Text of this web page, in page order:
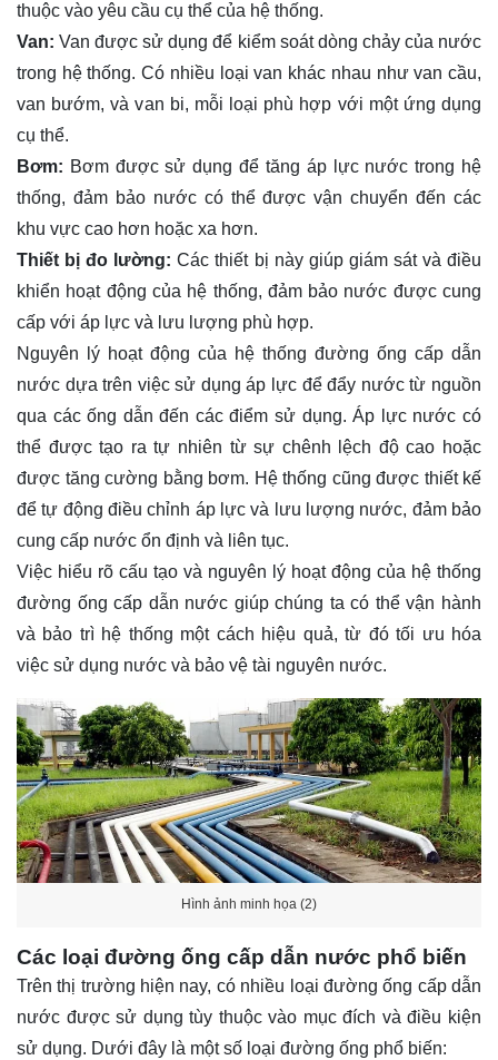
thuộc vào yêu cầu cụ thể của hệ thống.
Van: Van được sử dụng để kiểm soát dòng chảy của nước
trong hệ thống. Có nhiều loại van khác nhau như van cầu,
van bướm, và van bi, mỗi loại phù hợp với một ứng dụng
cụ thể.
Bơm: Bơm được sử dụng để tăng áp lực nước trong hệ
thống, đảm bảo nước có thể được vận chuyển đến các
khu vực cao hơn hoặc xa hơn.
Thiết bị đo lường: Các thiết bị này giúp giám sát và điều
khiển hoạt động của hệ thống, đảm bảo nước được cung
cấp với áp lực và lưu lượng phù hợp.
Nguyên lý hoạt động của hệ thống đường ống cấp dẫn
nước dựa trên việc sử dụng áp lực để đẩy nước từ nguồn
qua các ống dẫn đến các điểm sử dụng. Áp lực nước có
thể được tạo ra tự nhiên từ sự chênh lệch độ cao hoặc
được tăng cường bằng bơm. Hệ thống cũng được thiết kế
để tự động điều chỉnh áp lực và lưu lượng nước, đảm bảo
cung cấp nước ổn định và liên tục.
Việc hiểu rõ cấu tạo và nguyên lý hoạt động của hệ thống
đường ống cấp dẫn nước giúp chúng ta có thể vận hành
và bảo trì hệ thống một cách hiệu quả, từ đó tối ưu hóa
việc sử dụng nước và bảo vệ tài nguyên nước.
Hình ảnh minh họa (2)
Các loại đường ống cấp dẫn nước phổ biến
Trên thị trường hiện nay, có nhiều loại đường ống cấp dẫn
nước được sử dụng tùy thuộc vào mục đích và điều kiện
sử dụng. Dưới đây là một số loại đường ống phổ biến: